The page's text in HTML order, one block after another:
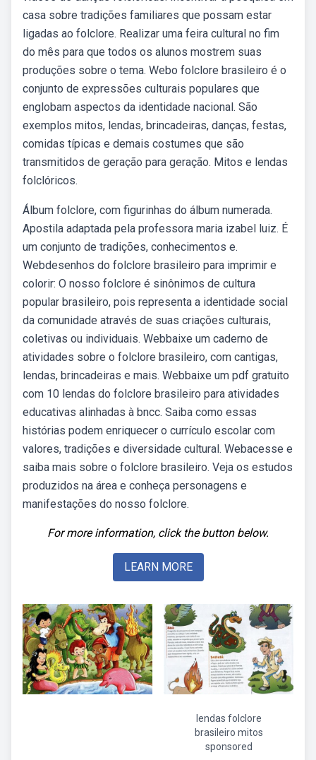
casa sobre tradições familiares que possam estar
ligadas ao folclore. Realizar uma feira cultural no fim
do mês para que todos os alunos mostrem suas
produções sobre o tema. Webo folclore brasileiro é o
conjunto de expressões culturais populares que
englobam aspectos da identidade nacional. São
exemplos mitos, lendas, brincadeiras, danças, festas,
comidas típicas e demais costumes que são
transmitidos de geração para geração. Mitos e lendas
folclóricos.
Álbum folclore, com figurinhas do álbum numerada.
Apostila adaptada pela professora maria izabel luiz. É
um conjunto de tradições, conhecimentos e.
Webdesenhos do folclore brasileiro para imprimir e
colorir: O nosso folclore é sinônimos de cultura
popular brasileiro, pois representa a identidade social
da comunidade através de suas criações culturais,
coletivas ou individuais. Webbaixe um caderno de
atividades sobre o folclore brasileiro, com cantigas,
lendas, brincadeiras e mais. Webbaixe um pdf gratuito
com 10 lendas do folclore brasileiro para atividades
educativas alinhadas à bncc. Saiba como essas
histórias podem enriquecer o currículo escolar com
valores, tradições e diversidade cultural. Webacesse e
saiba mais sobre o folclore brasileiro. Veja os estudos
produzidos na área e conheça personagens e
manifestações do nosso folclore.
For more information, click the button below.
LEARN MORE
lendas folclore
brasileiro mitos
sponsored